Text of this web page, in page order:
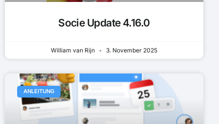
Socie Update 4.16.0
William van Rijn 3. November 2025
ANLEITUNG